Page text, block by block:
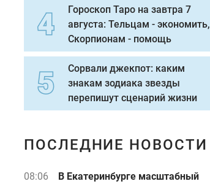
Гороскоп Таро на завтра 7
августа: Тельцам - экономить,
Скорпионам - помощь
Сорвали джекпот: каким
знакам зодиака звезды
перепишут сценарий жизни
ПОСЛЕДНИЕ НОВОСТИ
08:06
В Екатеринбурге масштабный